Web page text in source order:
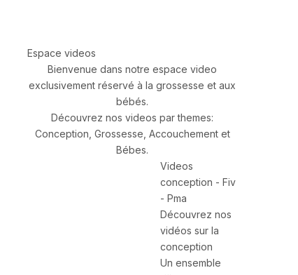
Espace videos
Bienvenue dans notre espace video
exclusivement réservé à la grossesse et aux
bébés.
Découvrez nos videos par themes:
Conception, Grossesse, Accouchement et
Bébes.
Videos
conception - Fiv
- Pma
Découvrez nos
vidéos sur la
conception
Un ensemble